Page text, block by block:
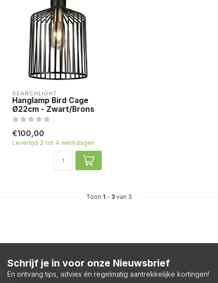
SEARCHLIGHT
Hanglamp Bird Cage
Ø22cm - Zwart/Brons
€100,00
Levertijd 2 tot 4 werkdagen
Toon 1 - 3 van 3
Schrijf je in voor onze Nieuwsbrief
En ontvang tips, advies én regelmatig aantrekkelijke kortingen!